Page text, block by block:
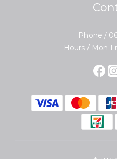
Phone /
Hours / Mon-